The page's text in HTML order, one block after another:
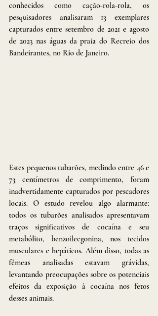
conhecidos como cação-rola-rola, os
pesquisadores analisaram 13 exemplares
capturados entre setembro de 2021 e agosto
de 2023 nas águas da praia do Recreio dos
Bandeirantes, no Rio de Janeiro.
Estes pequenos tubarões, medindo entre 46 e
73 centímetros de comprimento, foram
inadvertidamente capturados por pescadores
locais. O estudo revelou algo alarmante:
todos os tubarões analisados apresentavam
traços significativos de cocaína e seu
metabólito, benzoilecgonina, nos tecidos
musculares e hepáticos. Além disso, todas as
fêmeas analisadas estavam grávidas,
levantando preocupações sobre os potenciais
efeitos da exposição à cocaína nos fetos
desses animais.